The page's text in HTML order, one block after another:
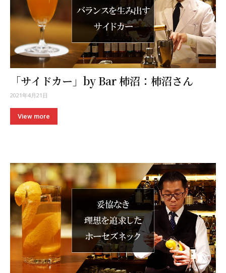
「サイドカー」by Bar 柿沼：柿沼さん
2021年4月21日
View more